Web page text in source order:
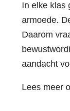
In elke klas
armoede.
Daarom
aandacht
Lees meer